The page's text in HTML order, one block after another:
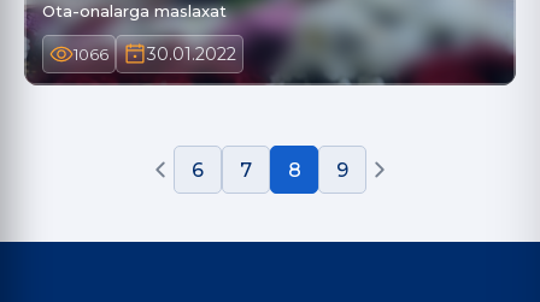
Ota-onalarga maslaxat
1066 30.01.2022
6 7 8 9